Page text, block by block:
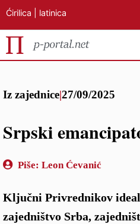
sadržaj
Ćirilica latinica
Iz zajednice|27/09/2025
Srpski
Piše: Leon Ćevanić
Ključni Privrednikov
zajedništvo Srba,